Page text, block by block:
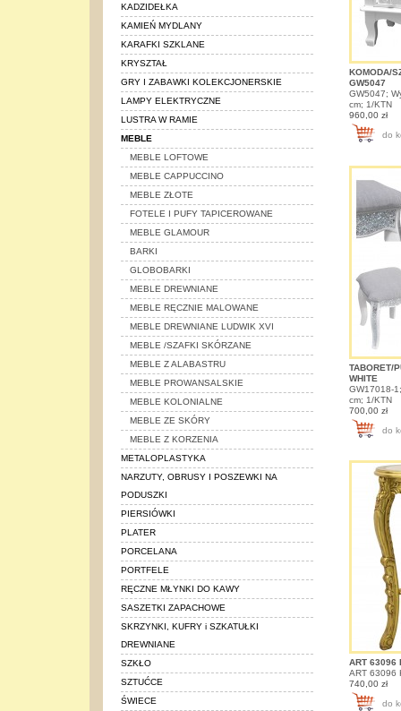
KADZIDEŁKA
KAMIEŃ MYDLANY
KARAFKI SZKLANE
KRYSZTAŁ
GRY I ZABAWKI KOLEKCJONERSKIE
LAMPY ELEKTRYCZNE
LUSTRA W RAMIE
MEBLE
MEBLE LOFTOWE
MEBLE CAPPUCCINO
MEBLE ZŁOTE
FOTELE I PUFY TAPICEROWANE
MEBLE GLAMOUR
BARKI
GLOBOBARKI
MEBLE DREWNIANE
MEBLE RĘCZNIE MALOWANE
MEBLE DREWNIANE LUDWIK XVI
MEBLE /SZAFKI SKÓRZANE
MEBLE Z ALABASTRU
MEBLE PROWANSALSKIE
MEBLE KOLONIALNE
MEBLE ZE SKÓRY
MEBLE Z KORZENIA
METALOPLASTYKA
NARZUTY, OBRUSY I POSZEWKI NA
PODUSZKI
PIERSIÓWKI
PLATER
PORCELANA
PORTFELE
RĘCZNE MŁYNKI DO KAWY
SASZETKI ZAPACHOWE
SKRZYNKI, KUFRY i SZKATUŁKI
DREWNIANE
SZKŁO
SZTUĆCE
ŚWIECE
KOMODA/
GW5047
GW5047;
cm; 1/KTN
960,00 zł
do
TABORET/
WHITE
GW17018-
cm; 1/KTN
700,00 zł
do
ART 63096
ART 63096
740,00 zł
do